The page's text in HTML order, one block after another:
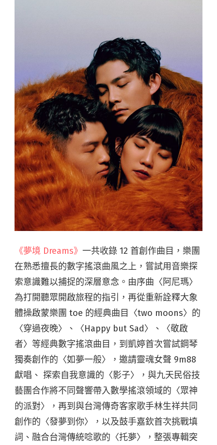
《夢境 Dreams》 一共收錄 12 首創作曲目，樂團
在熟悉擅長的數字搖滾曲風之上，嘗試用音樂探
索意識難以捕捉的深層意念。由序曲〈阿尼瑪〉
為打開聽眾開啟旅程的指引，再從重新詮釋大象
體操啟蒙樂團 toe 的經典曲目〈two moons〉的
〈穿過夜晚〉、〈Happy but Sad〉、〈敬啟
者〉等經典數字搖滾曲目，到凱婷首次嘗試鋼琴
獨奏創作的〈如夢一般〉，邀請靈魂女聲 9m88
獻唱、 探索自我意識的〈影子〉，與九天民俗技
藝團合作將不同聲響帶入數學搖滾領域的〈眾神
的派對〉，再到與台灣傳奇客家歌手林生祥共同
創作的〈發夢到你〉，以及鼓手嘉欽首次挑戰填
詞、融合台灣傳統唸歌的〈托夢〉，整張專輯突